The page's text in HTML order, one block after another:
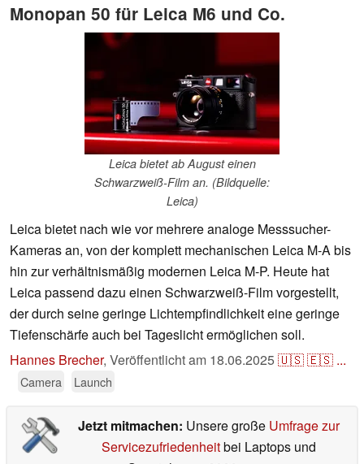
Monopan 50 für Leica M6 und Co.
Leica bietet ab August einen
Schwarzweiß-Film an. (Bildquelle:
Leica)
Leica bietet nach wie vor mehrere analoge Messsucher-
Kameras an, von der komplett mechanischen Leica M-A bis
hin zur verhältnismäßig modernen Leica M-P. Heute hat
Leica passend dazu einen Schwarzweiß-Film vorgestellt,
der durch seine geringe Lichtempfindlichkeit eine geringe
Tiefenschärfe auch bei Tageslicht ermöglichen soll.
Hannes Brecher, Veröffentlicht am 18.06.2025🇺🇸🇪🇸 ...
Camera Launch
Jetzt mitmachen: Unsere große Umfrage zur
Servicezufriedenheitbei Laptops und